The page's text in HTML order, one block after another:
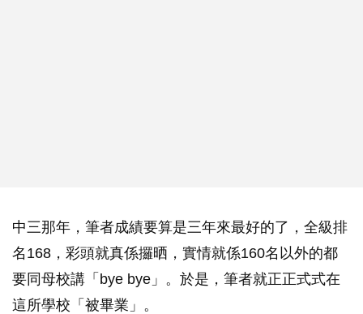
中三那年，筆者成績要算是三年來最好的了，全級排
名168，彩頭就真係攞晒，實情就係160名以外的都
要同母校講「bye bye」。於是，筆者就正正式式在
這所學校「被畢業」。